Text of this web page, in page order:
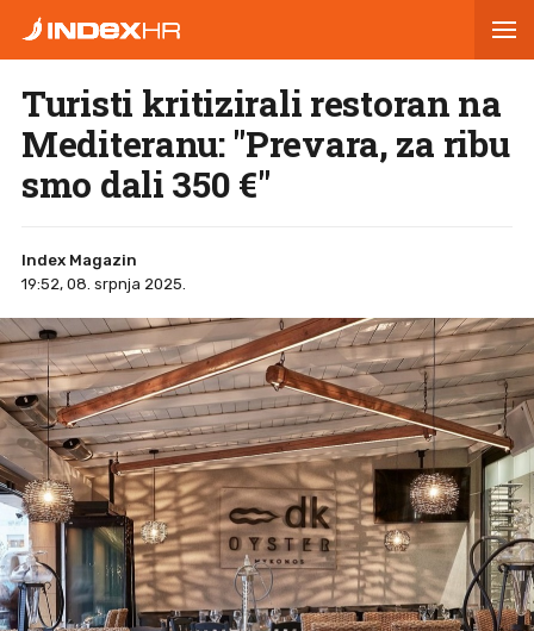
Turisti kritizirali restoran na
Mediteranu: "Prevara, za ribu
smo dali 350 €"
Index Magazin
19:52, 08. srpnja 2025.